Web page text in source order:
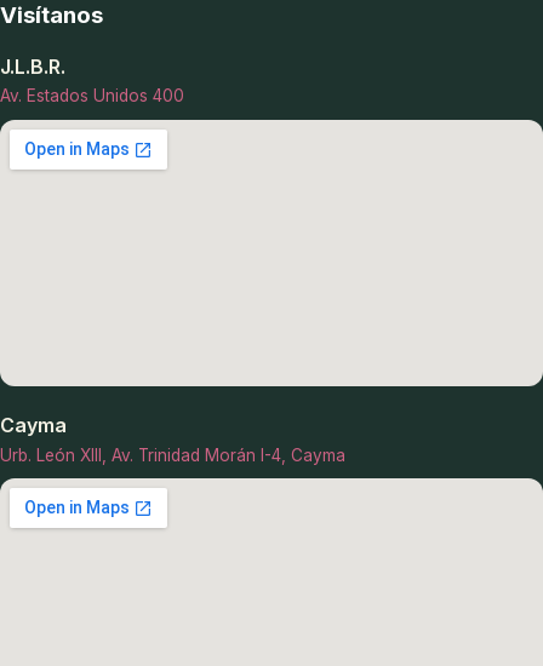
Visítanos
J.L.B.R.
Av. Estados Unidos 400
Cayma
Urb. León XIII, Av. Trinidad Morán I-4, Cayma